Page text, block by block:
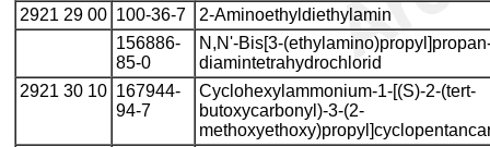
2921 29 00 100-36-7
2-Aminoethyldiethylamin
156886-
85-0
N,N'-Bis[3-
diamintetrahydrochlorid
2921 30 10 167944-
94-7
Cyclohexylammonium-1-[(S)-2-(tert-
butoxycarbonyl)-3-(2-